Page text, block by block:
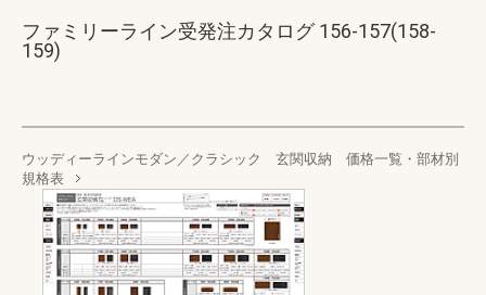
ファミリーライン受発注カタログ 156-157(158-
159)
ウッディーラインモダン／クラシック 玄関収納 価格一覧・部材別
規格表